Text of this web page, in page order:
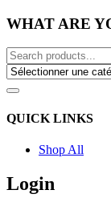
WHAT ARE
QUICK LINKS
Shop All
Login